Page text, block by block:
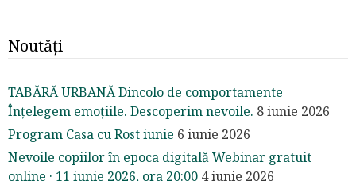
Noutăți
TABĂRĂ URBANĂ Dincolo de comportamente
Înțelegem emoțiile. Descoperim nevoile. 8 iunie 2026
Program Casa cu Rost iunie 6 iunie 2026
Nevoile copiilor în epoca digitală Webinar gratuit
online · 11 iunie 2026, ora 20:00 4 iunie 2026